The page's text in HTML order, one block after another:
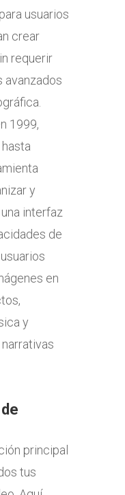
usuarios
crear
requerir
1999,
y
interfaz
de
en
y
principal
tus